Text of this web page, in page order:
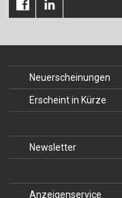
Neuerscheinungen
Erscheint in Kürze
Newsletter
Anzeigenservice